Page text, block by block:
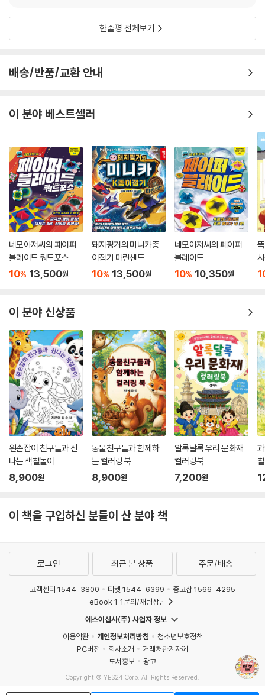
한줄평 전체보기
배송/반품/교환 안내
이 분야 베스트셀러
네모아저씨의 페이퍼
블레이드 쿼드포스
10% 13,500원
돼지핑거의 미니카종
이접기 마린샌드
10% 13,500원
네모아저씨의 페이퍼
블레이드
10% 10,350원
사
이 분야 신상품
왼손잡이 친구들과 신
나는 색칠놀이
8,900원
동물친구들과 함께하
는 컬러링 북
8,900원
알록달록 우리 문화재
컬러링북
7,200원
이 책을 구입하신 분들이 산 분야 책
로그인 최근 본 상품 주문/배송
고객센터 1544-3800 티켓 1544-6399
중고샵 1566-4295
eBook 1:1문의/채팅상담
예스이십사(주) 사업자 정보
이용약관
개인정보처리방침
청소년보호정책
PC버전
회사소개
거래처관계자께
도서홍보
광고
Copyright © YES24 Corp. All Rights Reserved.